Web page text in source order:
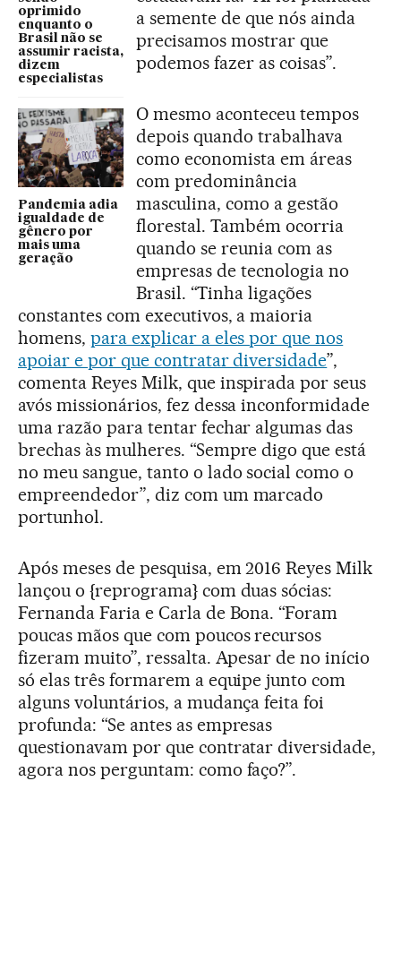
oprimido
enquanto o
Brasil não se
assumir racista,
dizem
especialistas
Pandemia adia
igualdade de
gênero por
mais uma
geração
a semente de que nós ainda
precisamos mostrar que
podemos fazer as coisas”.
O mesmo aconteceu tempos
depois quando trabalhava
como economista em áreas
com predominância
masculina, como a gestão
florestal. Também ocorria
quando se reunia com as
empresas de tecnologia no
Brasil. “Tinha ligações
constantes com executivos, a maioria
homens, para explicar a eles por que nos
apoiar e por que contratar diversidade”,
comenta Reyes Milk, que inspirada por seus
avós missionários, fez dessa inconformidade
uma razão para tentar fechar algumas das
brechas às mulheres. “Sempre digo que está
no meu sangue, tanto o lado social como o
empreendedor”, diz com um marcado
portunhol.
Após meses de pesquisa, em 2016 Reyes Milk
lançou o {reprograma} com duas sócias:
Fernanda Faria e Carla de Bona. “Foram
poucas mãos que com poucos recursos
fizeram muito”, ressalta. Apesar de no início
só elas três formarem a equipe junto com
alguns voluntários, a mudança feita foi
profunda: “Se antes as empresas
questionavam por que contratar diversidade,
agora nos perguntam: como faço?”.